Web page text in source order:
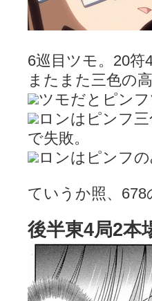
6巡目ツモ。20符
またまた三色の
ツモだとピン
ロンはピンフ
で失敗。
ロンはピンフ
ていうか照、
後半東4局2本